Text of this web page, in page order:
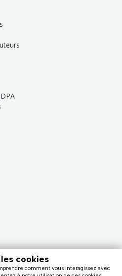
FAQ ou la section
cookies
comment vous interagissez avec